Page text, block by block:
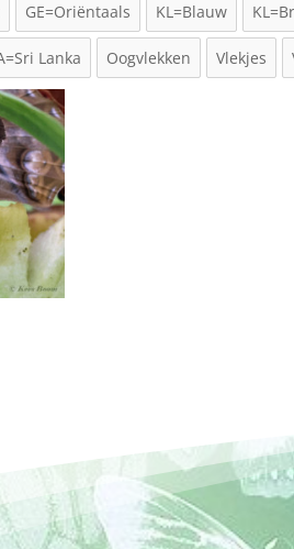
GE=Oriëntaals KL=Blauw
Lanka Oogvlekken Vlekjes